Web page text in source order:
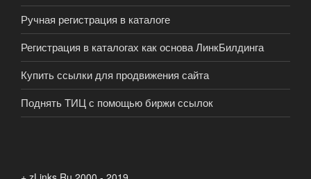
Ручная регистрация в каталоге
Регистрация в каталогах как основа ЛинкБилдинга
Купить ссылки для продвижения сайта
Поднять ТИЦ с помощью биржи ссылок